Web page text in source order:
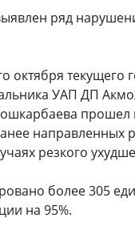
ряд
октября текущего
УАП ДП
прошел
направленных
резкого
более 305
на 95%.